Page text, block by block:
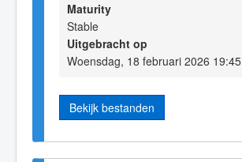
Maturity
Stable
Uitgebracht op
Woensdag, 18 februari 2026 19:45
Bekijk bestanden